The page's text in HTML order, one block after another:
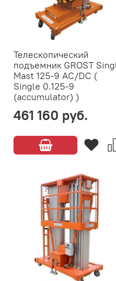
Телескопический
подъемник GROST
Mast 125-9 AC/DC (
Single 0.125-9
(accumulator) )
461 160 руб.